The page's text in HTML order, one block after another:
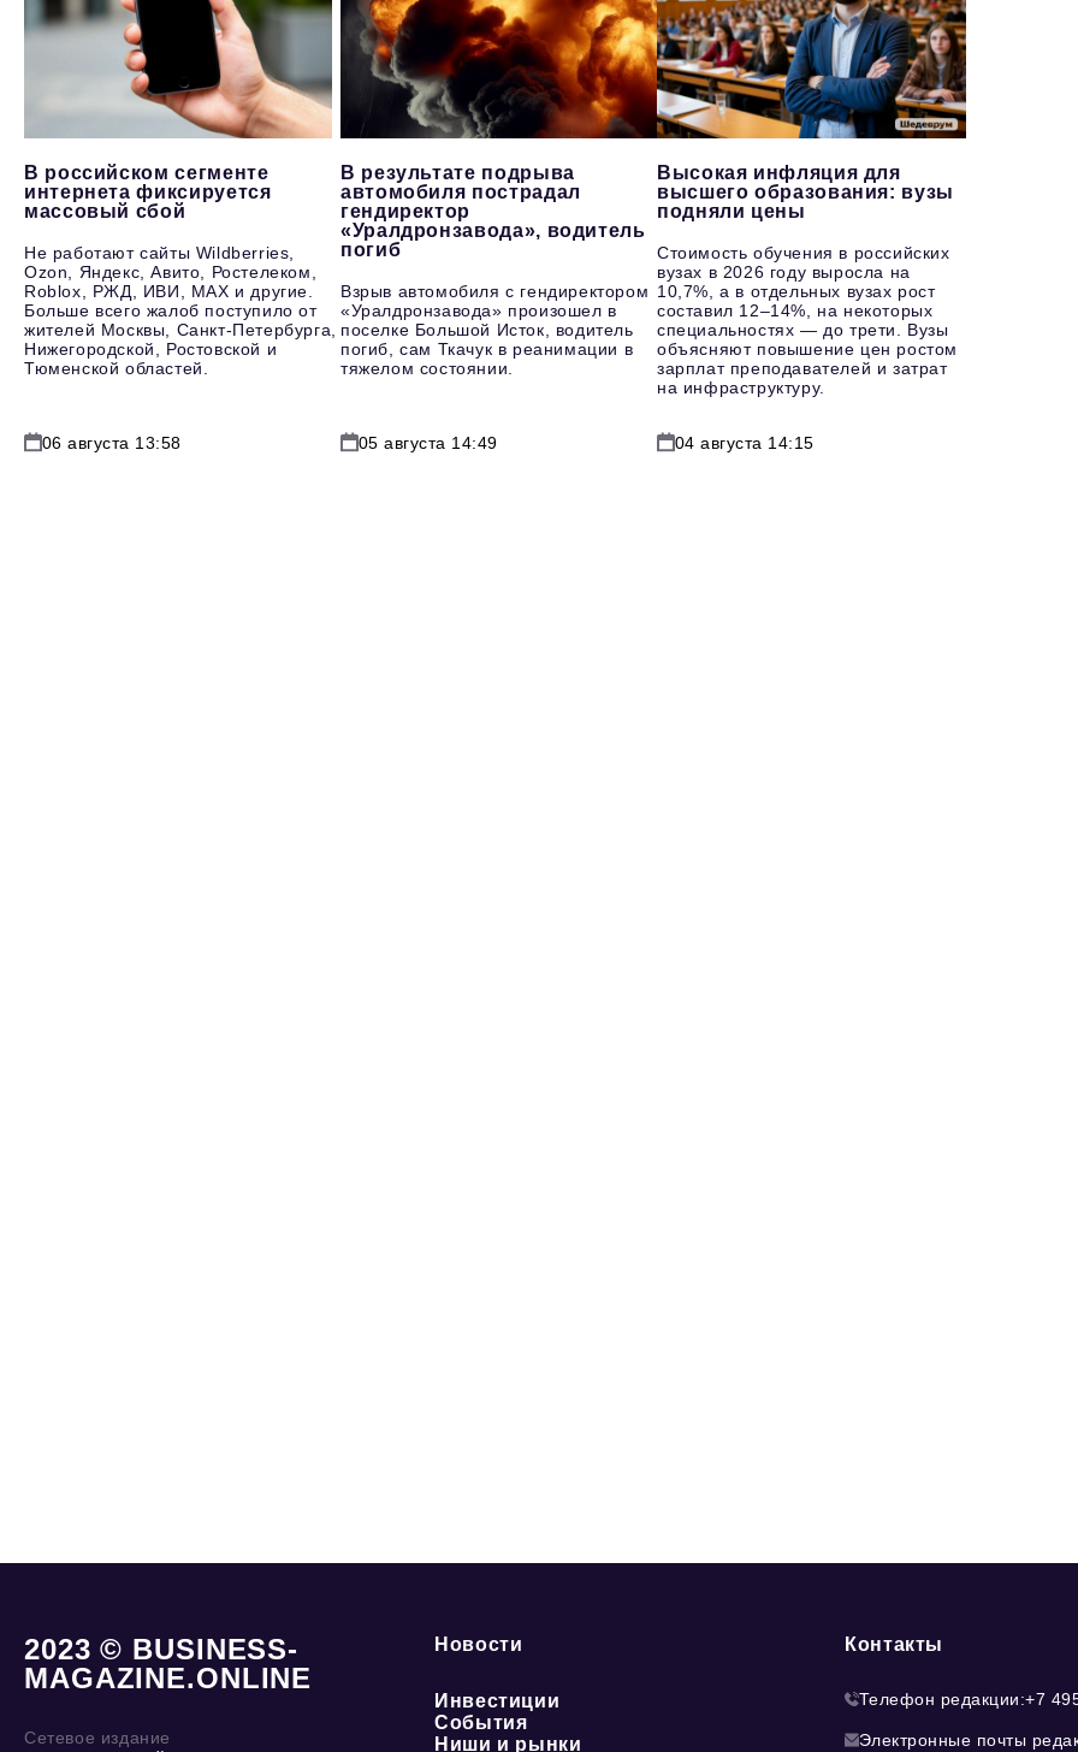
В российском сегменте
интернета фиксируется
массовый сбой
Не работают сайты Wildberries,
Ozon, Яндекс, Авито, Ростелеком,
Roblox, РЖД, ИВИ, MAX и другие.
Больше всего жалоб поступило от
жителей Москвы, Санкт-Петербурга,
Нижегородской, Ростовской и
Тюменской областей.
06 августа 13:58
В результате подрыва
автомобиля пострадал
гендиректор
«Уралдронзавода», водитель
погиб
Взрыв автомобиля с гендиректором
«Уралдронзавода» произошел в
поселке Большой Исток, водитель
погиб, сам Ткачук в реанимации в
тяжелом состоянии.
05 августа 14:49
Высокая инфляция для
высшего образования: вузы
подняли цены
Стоимость обучения в российских
вузах в 2026 году выросла на
10,7%, а в отдельных вузах рост
составил 12–14%, на некоторых
специальностях — до трети. Вузы
объясняют повышение цен ростом
зарплат преподавателей и затрат
на инфраструктуру.
04 августа 14:15
2023 © BUSINESS-
MAGAZINE.ONLINE
Сетевое издание
Новости
Инвестиции
События
Ниши и рынки
Контакты
Телефон редакции:+7
Электронные почты